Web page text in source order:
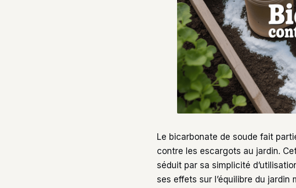
Le bicarbonate de soude fait
contre les escargots au jardin.
séduit par sa simplicité
ses effets sur l’équilibre du